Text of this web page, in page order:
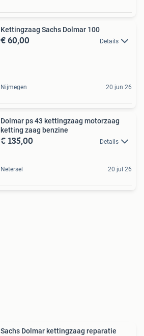
Kettingzaag Sachs Dolmar 100
€ 60,00 Details
Nijmegen 20 jun 26
Dolmar ps 43 kettingzaag motorzaag
ketting zaag benzine
€ 135,00 Details
Netersel 20 jul 26
Sachs Dolmar kettingzaag reparatie